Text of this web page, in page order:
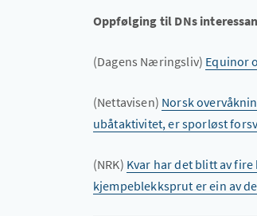
Oppfølging til DNs
(Dagens Næringsliv) Equinor
(Nettavisen) Norsk
ubåtaktivitet, er sporløst
(NRK) Kvar har det blitt av
kjempeblekksprut er ein av